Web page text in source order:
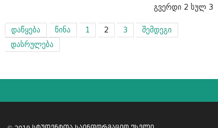
გვერდი 2 სულ 3
დაწყება წინა 1 2 3
შემდეგი
დასრულება